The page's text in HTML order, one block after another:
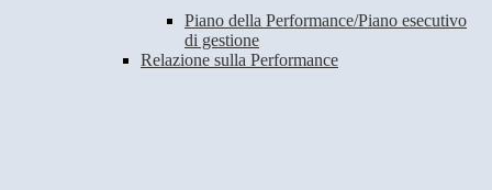
Piano della Performance/Piano esecutivo
di gestione
Relazione sulla Performance